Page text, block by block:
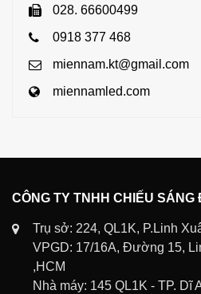
028. 66600499
0918 377 468
miennam.kt@gmail.com
miennamled.com
CÔNG TY TNHH CHIẾU SÁNG
Trụ sở: 224, QL1K, P.Linh
VPGD: 17/16A, Đường 15,
,HCM
Nhà máy: 145 QL1K - TP. Dĩ